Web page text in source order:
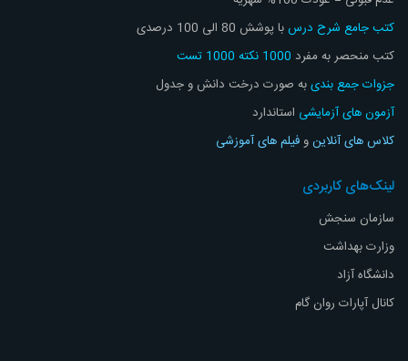
کتب جامع شرح درسبا پوشش 80 الی 100 درصدی
کتب منحصر به مفرد 1000 نکته 1000 تست
جزوات جمع بندیبه صورت درخت دانش و جدول
آزمون های آزمایشی استاندارد
کلاس های آنلاینو فیلم های آموزشی
لینک‌های کاربردی
سازمان سنجش
وزارت بهداشت
دانشگاه آزاد
کانال آپارات روان گام